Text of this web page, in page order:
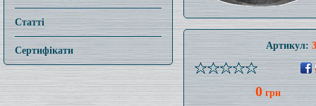
Статті
Сертифікати Артикул:
0 грн